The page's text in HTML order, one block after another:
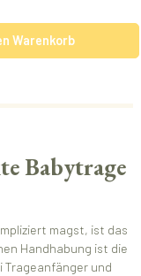
benutze die
Warenkorb
Babytrage
magst, ist das
Handhabung ist die
Trageanfänger und